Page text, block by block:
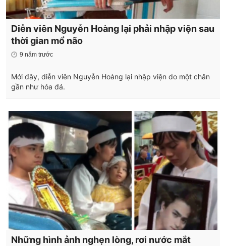
Diễn viên Nguyễn Hoàng lại phải nhập viện sau
thời gian mổ não
9 năm trước
Mới đây, diễn viên Nguyễn Hoàng lại nhập viện do một chân
gần như hóa đá.
Những hình ảnh nghẹn lòng, rơi nước mắt